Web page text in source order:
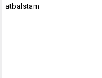
atbalstam